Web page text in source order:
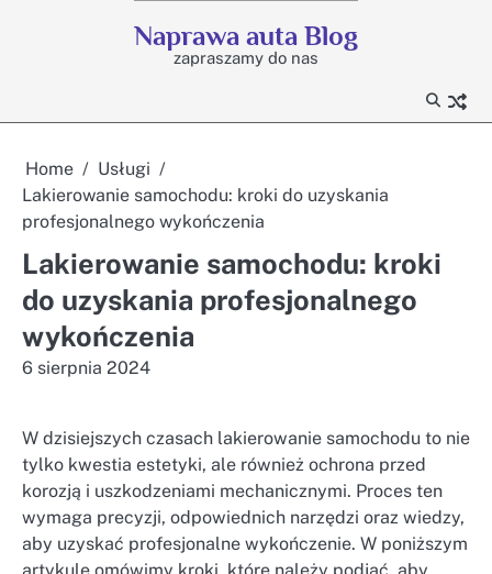
Naprawa auta Blog
zapraszamy do nas
Home
Usługi
Lakierowanie samochodu: kroki do uzyskania
profesjonalnego wykończenia
Lakierowanie samochodu: kroki
do uzyskania profesjonalnego
wykończenia
6 sierpnia 2024
W dzisiejszych czasach lakierowanie samochodu to nie
tylko kwestia estetyki, ale również ochrona przed
korozją i uszkodzeniami mechanicznymi. Proces ten
wymaga precyzji, odpowiednich narzędzi oraz wiedzy,
aby uzyskać profesjonalne wykończenie. W poniższym